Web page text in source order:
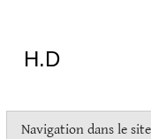
H.D
Navigation dans le site